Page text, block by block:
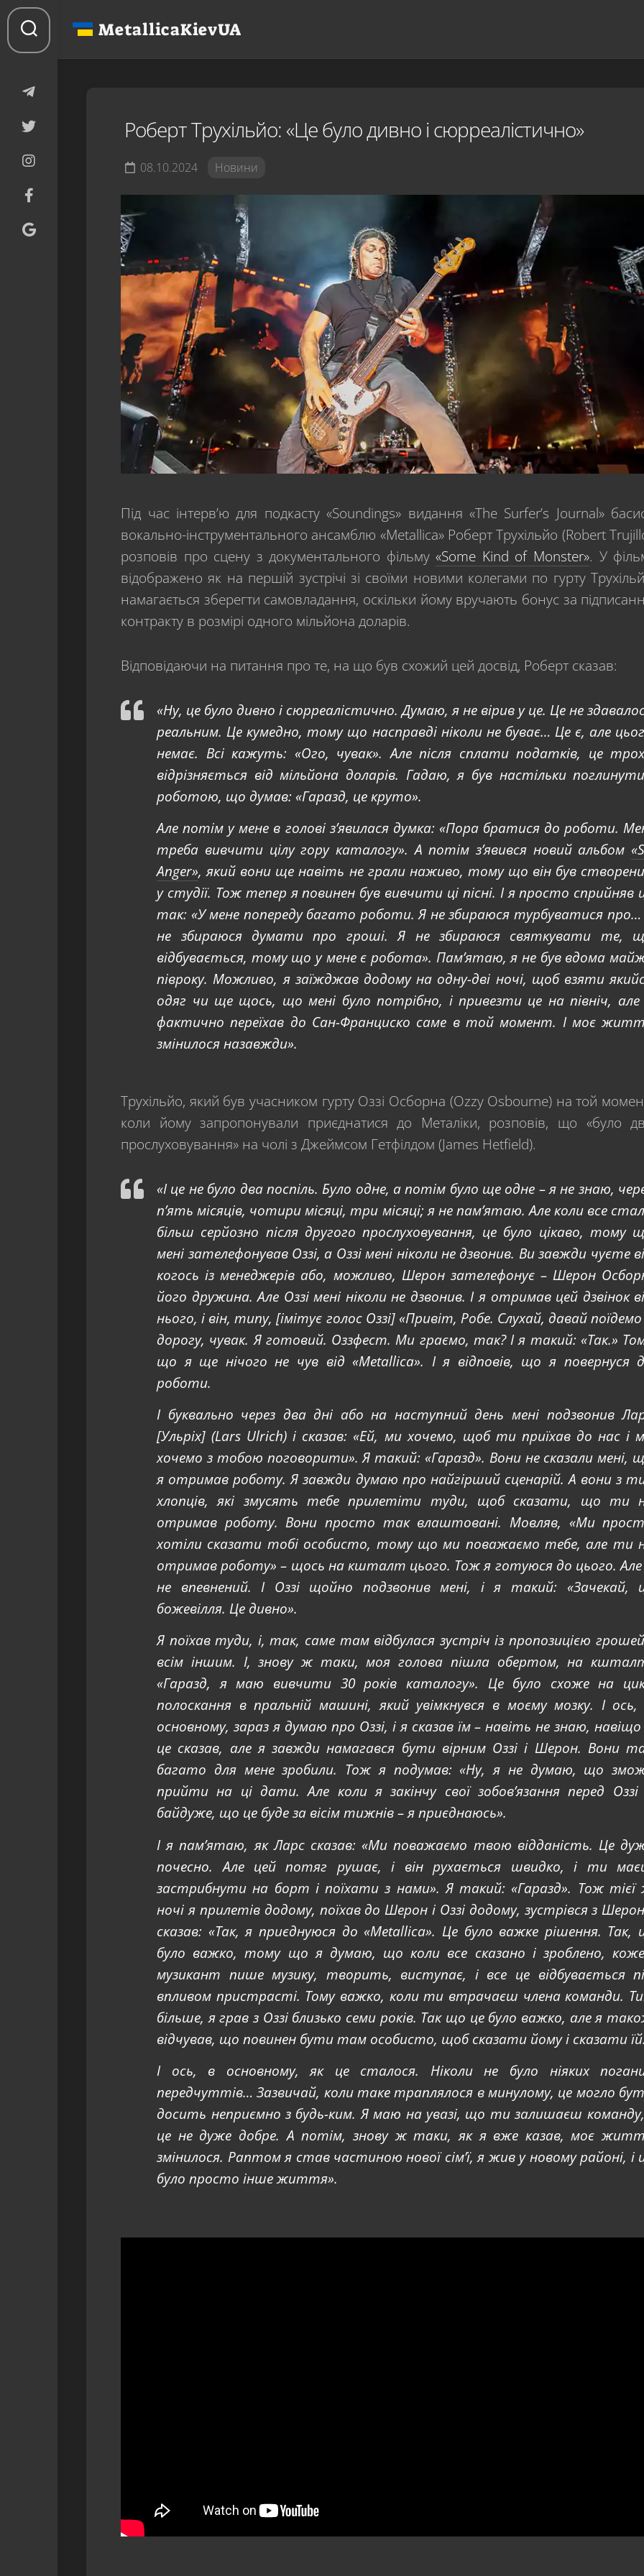
Перейти
до
вмісту
MetallicaKievUA
Роберт Трухільйо: «Це було дивно і сюрреалістично»
08.10.2024 Новини
Під час інтерв’ю для подкасту «Soundings» видання «The Surfer’s Journal»
вокально-інструментального ансамблю «Metallica» Роберт Трухільйо (Robert
розповів про сцену з документального фільму«Some Kind of Monster». У
відображено як на першій зустрічі зі своїми новими колегами по гурту
намагається зберегти самовладання, оскільки йому вручають бонус за
контракту в розмірі одного мільйона доларів.
Відповідаючи на питання про те, на що був схожий цей досвід, Роберт сказав:
«Ну, це було дивно і сюрреалістично. Думаю, я не вірив у це. Це не
реальним. Це кумедно, тому що насправді ніколи не буває… Це є, але
немає. Всі кажуть: «Ого, чувак». Але після сплати податків, це
відрізняється від мільйона доларів. Гадаю, я був настільки
роботою, що думав: «Гаразд, це круто».
Але потім у мене в голові з’явилася думка: «Пора братися до роботи.
треба вивчити цілу гору каталогу». А потім з’явився новий альбом
Anger», який вони ще навіть не грали наживо, тому що він був
у студії. Тож тепер я повинен був вивчити ці пісні. І я просто сприйняв
так: «У мене попереду багато роботи. Я не збираюся турбуватися
не збираюся думати про гроші. Я не збираюся святкувати те,
відбувається, тому що у мене є робота». Пам’ятаю, я не був вдома
півроку. Можливо, я заїжджав додому на одну-дві ночі, щоб взяти
одяг чи ще щось, що мені було потрібно, і привезти це на північ, але
фактично переїхав до Сан-Франциско саме в той момент. І моє
змінилося назавжди».
Трухільйо, який був учасником гурту Оззі Осборна (Ozzy Osbourne) на той
коли йому запропонували приєднатися до Металіки, розповів, що «було
прослуховування» на чолі з Джеймсом Гетфілдом (James Hetfield).
«І це не було два поспіль. Було одне, а потім було ще одне – я не знаю,
п’ять місяців, чотири місяці, три місяці; я не пам’ятаю. Але коли все
більш серйозно після другого прослуховування, це було цікаво, тому
мені зателефонував Оззі, а Оззі мені ніколи не дзвонив. Ви завжди чуєте
когось із менеджерів або, можливо, Шерон зателефонує – Шерон
його дружина. Але Оззі мені ніколи не дзвонив. І я отримав цей дзвінок
нього, і він, типу, [імітує голос Оззі] «Привіт, Робе. Слухай, давай
дорогу, чувак. Я готовий. Оззфест. Ми граємо, так? І я такий: «Так.»
що я ще нічого не чув від «Metallica». І я відповів, що я повернуся
роботи.
І буквально через два дні або на наступний день мені подзвонив
[Ульріх] (Lars Ulrich) і сказав: «Ей, ми хочемо, щоб ти приїхав до нас і
хочемо з тобою поговорити». Я такий: «Гаразд». Вони не сказали мені,
я отримав роботу. Я завжди думаю про найгірший сценарій. А вони з
хлопців, які змусять тебе прилетіти туди, щоб сказати, що ти
отримав роботу. Вони просто так влаштовані. Мовляв, «Ми
хотіли сказати тобі особисто, тому що ми поважаємо тебе, але ти
отримав роботу» – щось на кшталт цього. Тож я готуюся до цього. Але
не впевнений. І Оззі щойно подзвонив мені, і я такий: «Зачекай,
божевілля. Це дивно».
Я поїхав туди, і, так, саме там відбулася зустріч із пропозицією
всім іншим. І, знову ж таки, моя голова пішла обертом, на
«Гаразд, я маю вивчити 30 років каталогу». Це було схоже на
полоскання в пральній машині, який увімкнувся в моєму мозку. І ось,
основному, зараз я думаю про Оззі, і я сказав їм – навіть не знаю,
це сказав, але я завжди намагався бути вірним Оззі і Шерон. Вони
багато для мене зробили. Тож я подумав: «Ну, я не думаю, що
прийти на ці дати. Але коли я закінчу свої зобов’язання перед Оззі
байдуже, що це буде за вісім тижнів – я приєднаюсь».
І я пам’ятаю, як Ларс сказав: «Ми поважаємо твою відданість. Це
почесно. Але цей потяг рушає, і він рухається швидко, і ти
застрибнути на борт і поїхати з нами». Я такий: «Гаразд». Тож тієї
ночі я прилетів додому, поїхав до Шерон і Оззі додому, зустрівся з
сказав: «Так, я приєднуюся до «Metallica». Це було важке рішення. Так,
було важко, тому що я думаю, що коли все сказано і зроблено,
музикант пише музику, творить, виступає, і все це відбувається
впливом пристрасті. Тому важко, коли ти втрачаєш члена команди.
більше, я грав з Оззі близько семи років. Так що це було важко, але я
відчував, що повинен бути там особисто, щоб сказати йому і сказати їй.
І ось, в основному, як це сталося. Ніколи не було ніяких
передчуттів… Зазвичай, коли таке траплялося в минулому, це могло
досить неприємно з будь-ким. Я маю на увазі, що ти залишаєш команду,
це не дуже добре. А потім, знову ж таки, як я вже казав, моє
змінилося. Раптом я став частиною нової сім’ї, я жив у новому районі, і
було просто інше життя».